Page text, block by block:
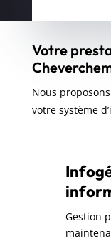
Votre
Nous
votre système
Gestion